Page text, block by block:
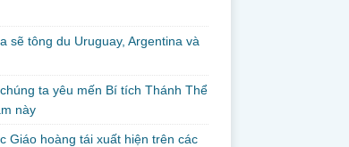
sẽ tông du Uruguay, Argentina và
ta yêu mến Bí tích Thánh Thể
này
Giáo hoàng tái xuất hiện trên các